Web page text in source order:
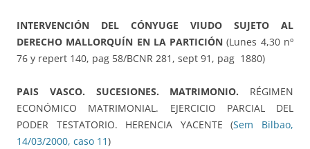
INTERVENCIÓN DEL CÓNYUGE VIUDO SUJETO AL
DERECHO MALLORQUÍN EN LA PARTICIÓN (Lunes 4,30 nº
76 y repert 140, pag 58/BCNR 281, sept 91, pag 1880)
PAIS VASCO. SUCESIONES. MATRIMONIO. RÉGIMEN
ECONÓMICO MATRIMONIAL. EJERCICIO PARCIAL DEL
PODER TESTATORIO. HERENCIA YACENTE (Sem Bilbao,
14/03/2000, caso 11)